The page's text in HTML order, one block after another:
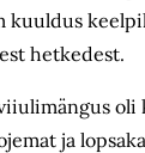
hetkedest.
oli
ja